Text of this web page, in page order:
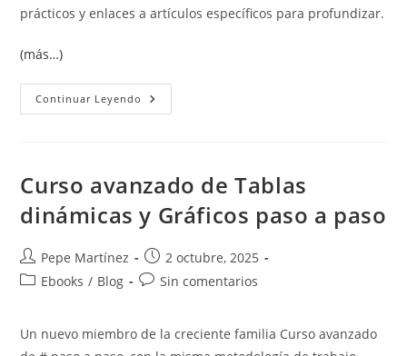
prácticos y enlaces a artículos específicos para profundizar.
(más…)
Continuar Leyendo Qué
Son
Completa
Entenderlos
Y
Curso avanzado de Tablas
dinámicas y Gráficos paso a paso
Autor
de
Pepe Martínez
Publicación
de
2 octubre, 2025
Categoría
entrada:
Ebooks / Blog
Comentarios
entrada:
Sin comentarios
Un nuevo miembro de la creciente familia Curso avanzado